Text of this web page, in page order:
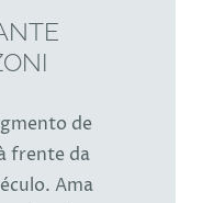
de
frente da
Ama